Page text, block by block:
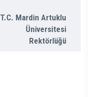
T.C. Mardin Artuklu
Üniversitesi
Rektörlüğü